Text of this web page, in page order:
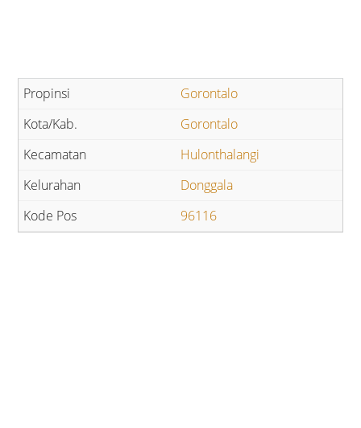
Gorontalo
Gorontalo
Hulonthalangi
Donggala
96116